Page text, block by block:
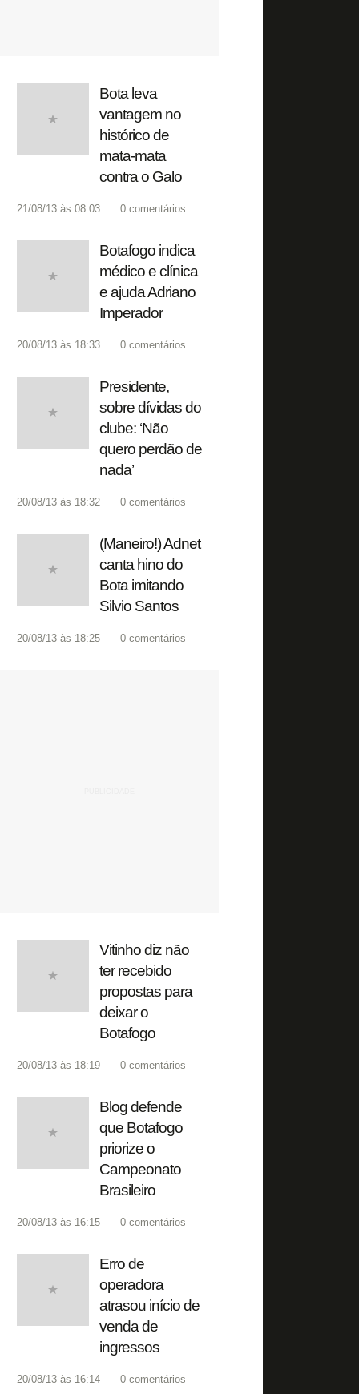
Bota leva
vantagem no
histórico de
mata-mata
contra o Galo
21/08/13 às 08:03 0 comentários
Botafogo indica
médico e clínica
e ajuda Adriano
Imperador
20/08/13 às 18:33 0 comentários
Presidente,
sobre dívidas do
clube: ‘Não
quero perdão de
nada’
20/08/13 às 18:32 0 comentários
(Maneiro!) Adnet
canta hino do
Bota imitando
Silvio Santos
20/08/13 às 18:25 0 comentários
Vitinho diz não
ter recebido
propostas para
deixar o
Botafogo
20/08/13 às 18:19 0 comentários
Blog defende
que Botafogo
priorize o
Campeonato
Brasileiro
20/08/13 às 16:15 0 comentários
Erro de
operadora
atrasou início de
venda de
ingressos
20/08/13 às 16:14 0 comentários